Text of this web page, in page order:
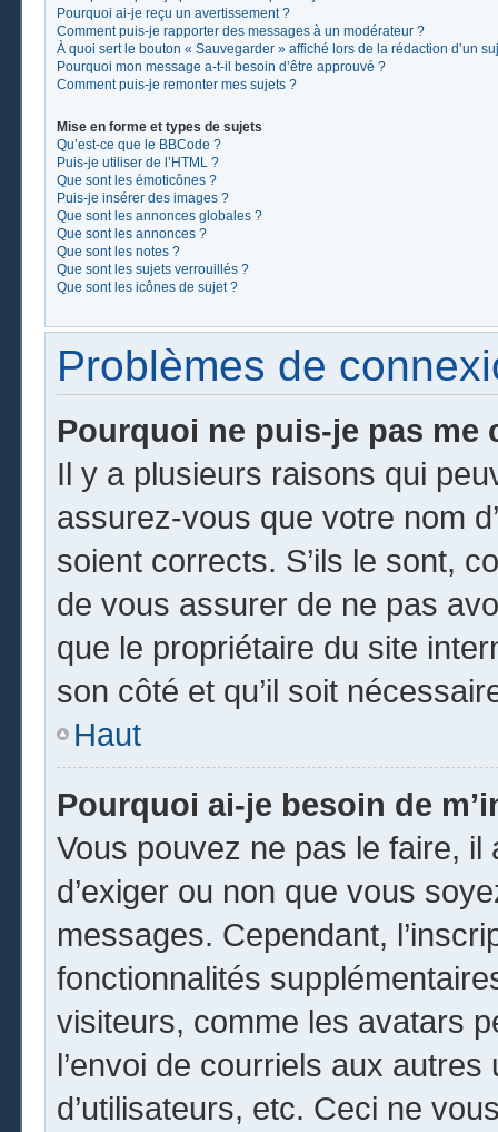
Pourquoi ai-je reçu un avertissement ?
Comment puis-je rapporter des messages à un modérateur ?
À quoi sert le bouton « Sauvegarder » affiché lors de la rédaction d’un
Pourquoi mon message a-t-il besoin d’être approuvé ?
Comment puis-je remonter mes sujets ?
Mise en forme et types de sujets
Qu’est-ce que le BBCode ?
Puis-je utiliser de l’HTML ?
Que sont les émoticônes ?
Puis-je insérer des images ?
Que sont les annonces globales ?
Que sont les annonces ?
Que sont les notes ?
Que sont les sujets verrouillés ?
Que sont les icônes de sujet ?
Problèmes de
Pourquoi ne puis-je pas me
Il y a plusieurs raisons qui
assurez-vous que votre nom
soient corrects. S’ils le sont,
de vous assurer de ne pas
que le propriétaire du site
son côté et qu’il soit
Haut
Pourquoi ai-je besoin de
Vous pouvez ne pas le faire, il
d’exiger ou non que vous
messages. Cependant,
fonctionnalités
visiteurs, comme les avatars
l’envoi de courriels aux
d’utilisateurs, etc. Ceci ne